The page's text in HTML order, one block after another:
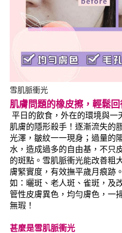
雪肌脈衝光
肌膚問題的橡皮擦，輕鬆
平日的飲食，外在的環境與一
肌膚的隱形殺手！逐漸流失的
光澤，皺紋一一現身；過量的
水，造成過多的自由基，不只
的斑點。雪肌脈衝光能改善粗
膚緊實度，有效撫平歲月痕跡
如：曬斑、老人斑、雀斑，及
管性皮膚異色，均勻膚色，一
無瑕！
甚麼是雪肌脈衝光